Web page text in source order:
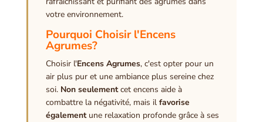
votre environnement.
Pourquoi Choisir l'Encens
Agrumes?
Choisir l'Encens Agrumes, c'est opter pour un
air plus pur et une ambiance plus sereine chez
soi. Non seulementcet encens aide à
combattre la négativité, mais il favorise
égalementune relaxation profonde grâce à ses